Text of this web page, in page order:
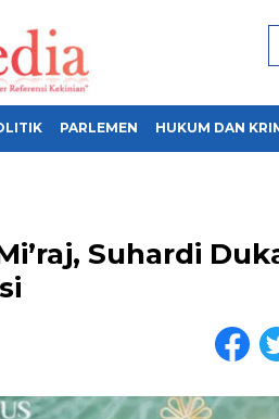
PARLEMEN HUKUM DAN
Suhardi